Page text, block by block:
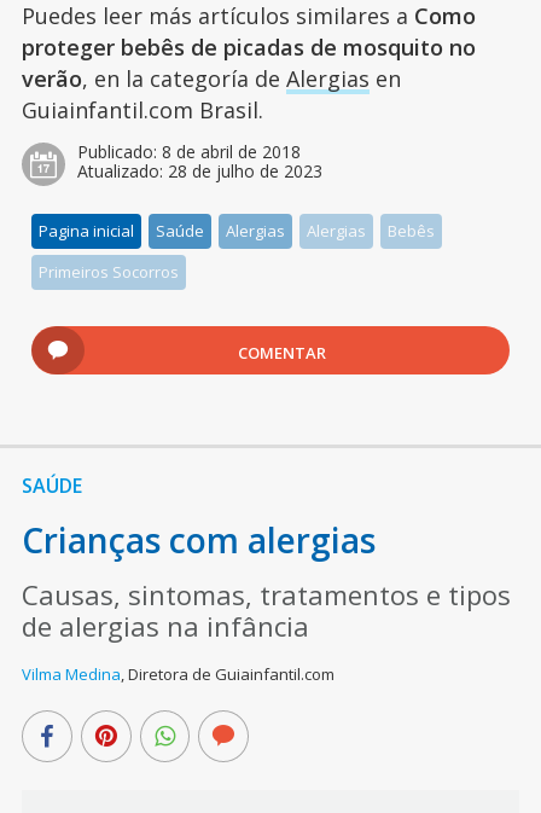
Puedes leer más artículos similares a Como
proteger bebês de picadas de mosquito no
verão, en la categoría de Alergias en
Guiainfantil.com Brasil.
Publicado: 8 de abril de 2018
Atualizado: 28 de julho de 2023
Pagina inicial Saúde Alergias Alergias
Bebês
Primeiros Socorros
COMENTAR
SAÚDE
Crianças com alergias
Causas, sintomas, tratamentos e tipos
de alergias na infância
Vilma Medina,Diretora de Guiainfantil.com